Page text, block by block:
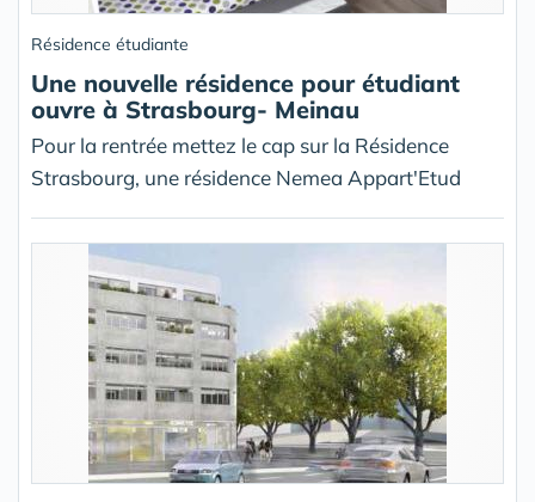
Résidence étudiante
Une nouvelle résidence pour étudiant
ouvre à Strasbourg- Meinau
Pour la rentrée mettez le cap sur la Résidence
Strasbourg, une résidence Nemea Appart'Etud